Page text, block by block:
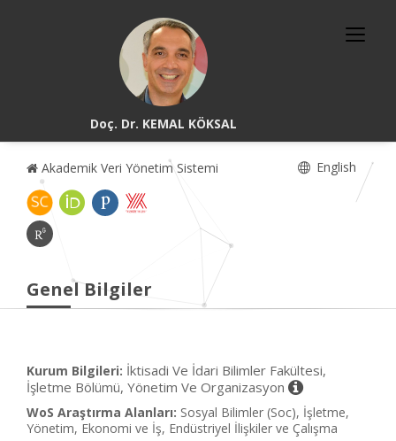
Doç. Dr. KEMAL KÖKSAL
Akademik Veri Yönetim Sistemi English
Genel Bilgiler
Kurum Bilgileri: İktisadi Ve İdari Bilimler Fakültesi,
İşletme Bölümü, Yönetim Ve Organizasyon
WoS Araştırma Alanları: Sosyal Bilimler (Soc), İşletme,
Yönetim, Ekonomi ve İş, Endüstriyel İlişkiler ve Çalışma